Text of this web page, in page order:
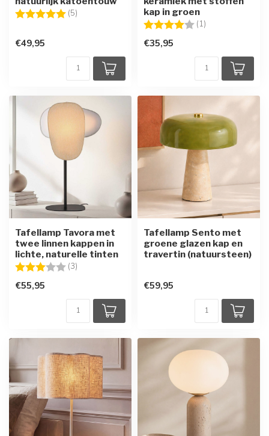
Beoordeling: (5)
€49,95
kap in groen
Beoordeling: (1)
€35,95
Tafellamp Tavora met
twee linnen kappen in
lichte, naturelle tinten
Beoordeling: (3)
€55,95
Tafellamp Sento met
groene glazen kap en
travertin (natuursteen)
€59,95